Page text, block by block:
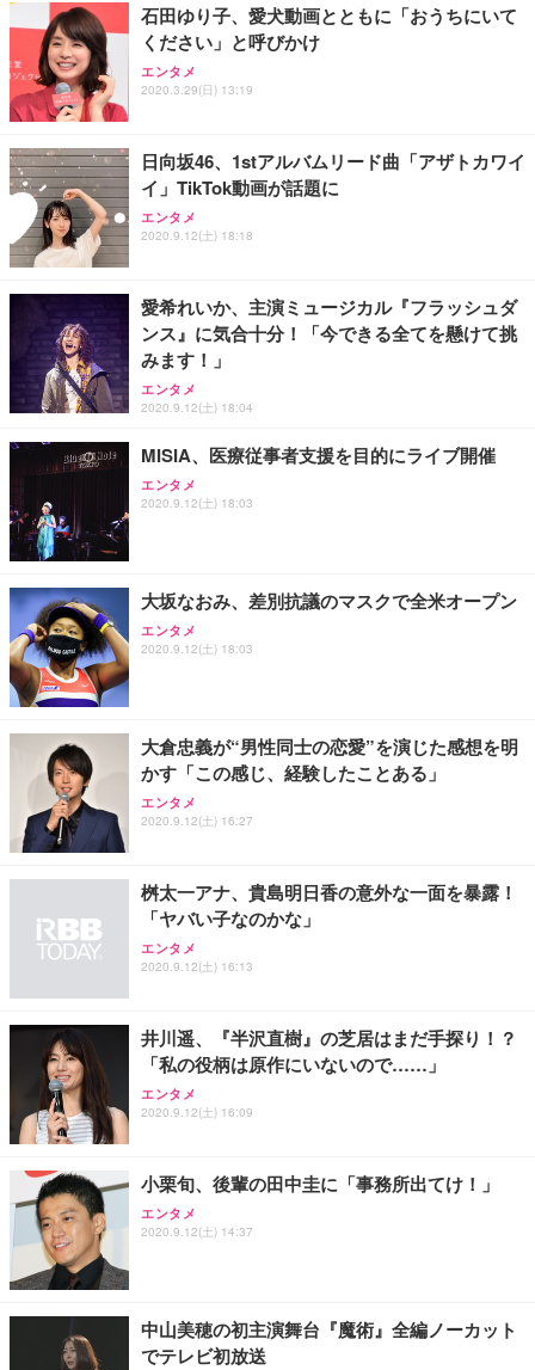
務用 おしゃれ パソコンチェア (ホワイト)
ANDWINT オフィスチェア デスクチェア 肘なし メ
ッシュ 通気性 ランバーサポート付き 腰サポート ガ
ス圧無段階昇降 360度回転 キャスター付き コンパク
【MiniLED/24.5inch/280Hz/FHD】GRAPHT THE S
HOOTER Gaming Monitor 24” Essential ゲーミン
グモニター QD 24.5インチ 1ms FHD 量子ドット 残
アイリスオーヤマ ペットシーツ 超厚型 お徳用 レギ
ュラー 200枚入【Amazon.co.jp限定】
石田ゆり子、愛犬動画とともに「おうちにいて
ください」と呼びかけ
エンタメ
2020.3.29(日) 13:19
日向坂46、1stアルバムリード曲「アザトカワイ
イ」TikTok動画が話題に
エンタメ
2020.9.12(土) 18:18
愛希れいか、主演ミュージカル『フラッシュダ
ンス』に気合十分！「今できる全てを懸けて挑
みます！」
エンタメ
2020.9.12(土) 18:04
MISIA、医療従事者支援を目的にライブ開催
エンタメ
2020.9.12(土) 18:03
大坂なおみ、差別抗議のマスクで全米オープン
エンタメ
2020.9.12(土) 18:03
大倉忠義が“男性同士の恋愛”を演じた感想を明
かす「この感じ、経験したことある」
エンタメ
2020.9.12(土) 16:27
桝太一アナ、貴島明日香の意外な一面を暴露！
「ヤバい子なのかな」
エンタメ
2020.9.12(土) 16:13
井川遥、『半沢直樹』の芝居はまだ手探り！？
「私の役柄は原作にいないので……」
エンタメ
2020.9.12(土) 16:09
小栗旬、後輩の田中圭に「事務所出てけ！」
エンタメ
2020.9.12(土) 14:37
中山美穂の初主演舞台『魔術』全編ノーカット
でテレビ初放送